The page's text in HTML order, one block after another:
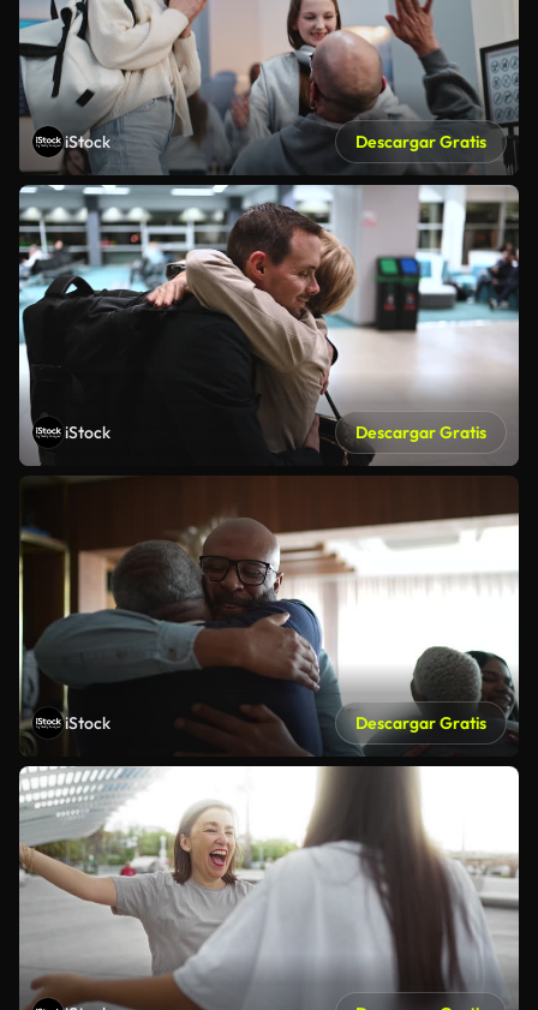
iStock Descargar Gratis
iStock Descargar Gratis
iStock Descargar Gratis